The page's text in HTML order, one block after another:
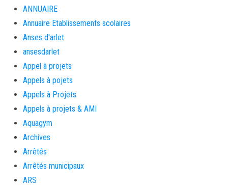
ANNUAIRE
Annuaire Etablissements scolaires
Anses d'arlet
ansesdarlet
Appel à projets
Appels à pojets
Appels à Projets
Appels à projets & AMI
Aquagym
Archives
Arrêtés
Arrêtés municipaux
ARS